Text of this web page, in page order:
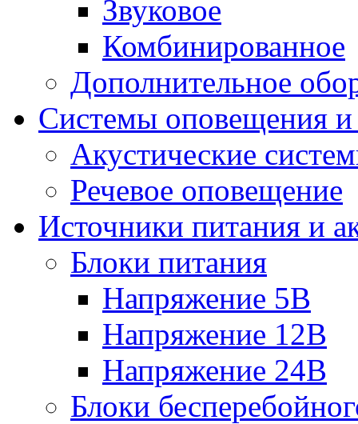
Звуковое
Комбинированное
Дополнительное
Системы оповещения и
Акустические
Речевое оповещение
Источники питания и
Блоки питания
Напряжение 5В
Напряжение 12В
Напряжение 24В
Блоки